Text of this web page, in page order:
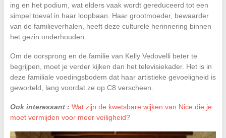
ing en het podium, wat elders vaak wordt gereduceerd tot een
simpel toeval in haar loopbaan. Haar grootmoeder, bewaarder
van de familieverhalen, heeft deze culturele herinnering binnen
het gezin onderhouden.
Om de oorsprong en de familie van Kelly Vedovelli beter te
begrijpen, moet je verder kijken dan het televisiekader. Het is in
deze familiale voedingsbodem dat haar artistieke gevoeligheid is
geworteld, lang voordat ze op C8 verscheen.
Ook interessant : Wat zijn de kwetsbare wijken van Nice die je
moet vermijden voor meer veiligheid?